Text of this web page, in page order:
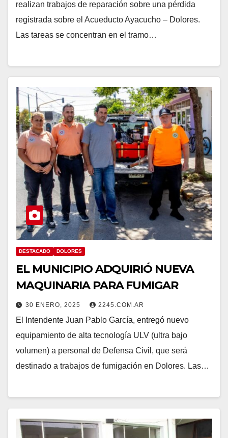
realizan trabajos de reparación sobre una pérdida
registrada sobre el Acueducto Ayacucho – Dolores.
Las tareas se concentran en el tramo…
DESTACADO DOLORES
EL MUNICIPIO ADQUIRIÓ NUEVA
MAQUINARIA PARA FUMIGAR
30 ENERO, 2025 2245.COM.AR
El Intendente Juan Pablo García, entregó nuevo
equipamiento de alta tecnología ULV (ultra bajo
volumen) a personal de Defensa Civil, que será
destinado a trabajos de fumigación en Dolores. Las…